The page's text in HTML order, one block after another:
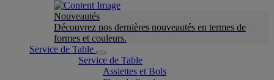
Nouveautés
Découvrez nos dernières nouveautés en termes de
formes et couleurs.
Service de Table
Service de Table
Assiettes et Bols